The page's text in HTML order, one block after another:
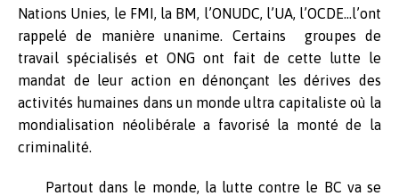
Nations Unies, le FMI, la BM, l’ONUDC, l’UA, l’OCDE…l’ont
rappelé de manière unanime. Certains groupes de
travail spécialisés et ONG ont fait de cette lutte le
mandat de leur action en dénonçant les dérives des
activités humaines dans un monde ultra capitaliste où la
mondialisation néolibérale a favorisé la monté de la
criminalité.
Partout dans le monde, la lutte contre le BC va se